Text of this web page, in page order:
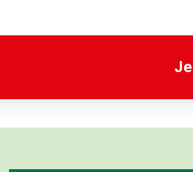
18:30 bis 23:00 Uhr (Bier, Wein,